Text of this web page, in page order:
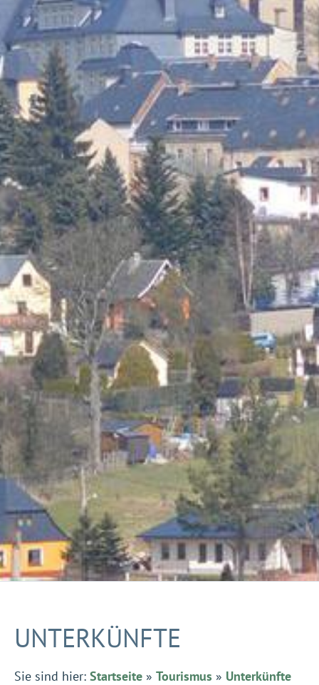
UNTERKÜNFTE
Sie sind hier: Startseite » Tourismus » Unterkünfte